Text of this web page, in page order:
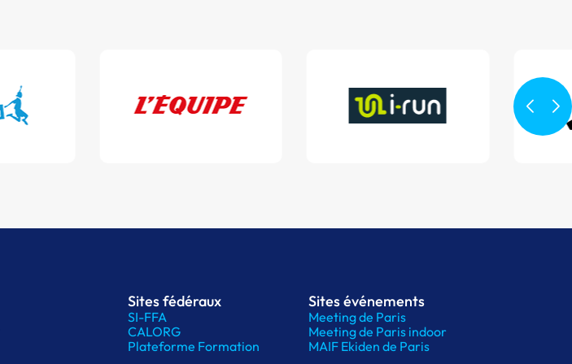
Sites fédéraux
SI-FFA
CALORG
Plateforme Formation
Sites événements
Meeting de Paris
Meeting de Paris indoor
MAIF Ekiden de Paris